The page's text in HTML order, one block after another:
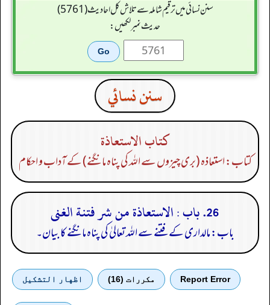
سنن نسائی میں ترقیم شاملہ سے تلاش کل احادیث (5761)
حدیث نمبر لکھیں:
سنن نسائي
كتاب الاستعاذة
کتاب: استعاذہ (بری چیزوں سے اللہ کی پناہ مانگنے) کے آداب و احکام
26. باب : الاستعاذة من شر فتنة الغنى
باب: مالداری کے فتنے سے اللہ تعالیٰ کی پناہ مانگنے کا بیان۔
Report Error مكررات (16) اظهار التشكيل